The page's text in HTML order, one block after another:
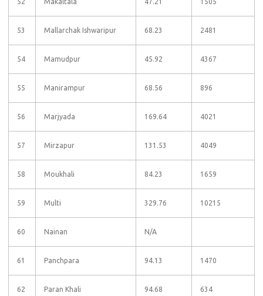
53 Mallarchak Ishwaripur 68.23 2481
54 Mamudpur 45.92 4367
55 Manirampur 68.56 896
56 Marjyada 169.64 4021
57 Mirzapur 131.53 4049
58 Moukhali 84.23 1659
59 Multi 329.76 10215
60 Nainan N/A
61 Panchpara 94.13 1470
62 Paran Khali 94.68 634